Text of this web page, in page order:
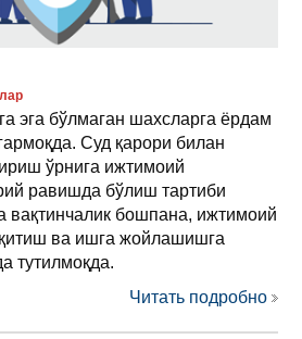
эга бўлмаган шахсларга ёрдам
Суд қарори билан
ўрнига ижтимоий
равишда бўлиш тартиби
вақтинчалик бошпана, ижтимоий
ва ишга жойлашишга
тутилмоқда.
Читать подробно